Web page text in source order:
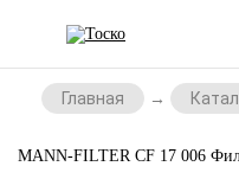
Главная
MANN-FILTER CF 17 006